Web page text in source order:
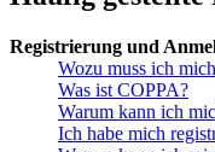
Registrierung und
Wozu muss ich
Was ist COPPA?
Warum kann ich
Ich habe mich